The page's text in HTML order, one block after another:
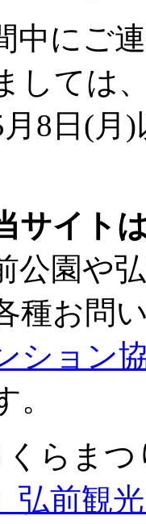
中にご
しては、
月8日(
サイト
公園や
種お問
ション
。
らま
弘前観